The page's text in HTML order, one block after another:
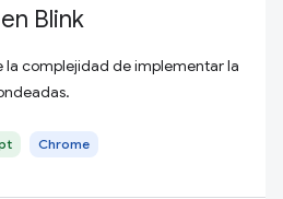
Blink
complejidad de implementar la
Chrome